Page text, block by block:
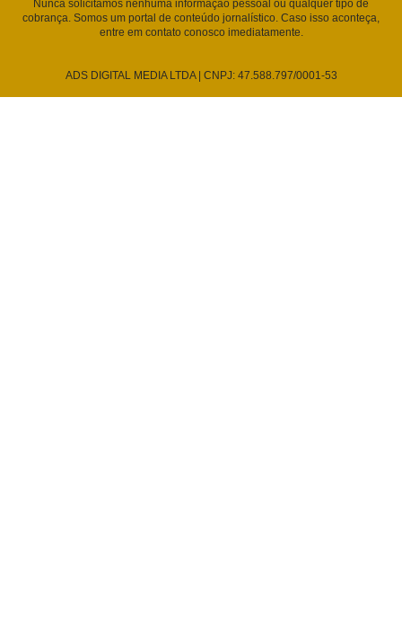
Nunca solicitamos nenhuma informação pessoal ou qualquer tipo de
cobrança. Somos um portal de conteúdo jornalístico. Caso isso aconteça,
entre em contato conosco imediatamente.
ADS DIGITAL MEDIA LTDA | CNPJ: 47.588.797/0001-53